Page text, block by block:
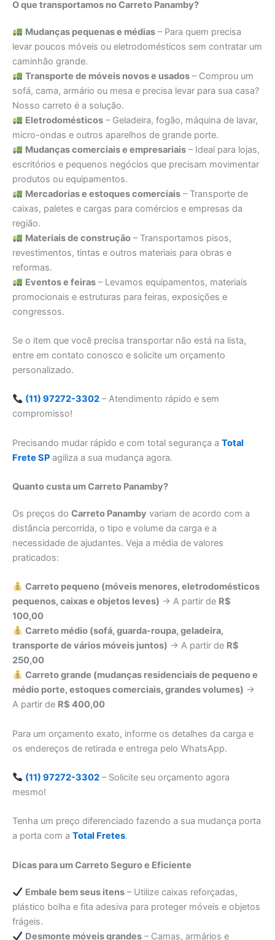
O que transportamos no Carreto Panamby?
Mudanças pequenas e médias– Para quem precisa
levar poucos móveis ou eletrodomésticos sem contratar um
caminhão grande.
Transporte de móveis novos e usados– Comprou um
sofá, cama, armário ou mesa e precisa levar para sua casa?
Nosso carreto é a solução.
Eletrodomésticos– Geladeira, fogão, máquina de lavar,
micro-ondas e outros aparelhos de grande porte.
Mudanças comerciais e empresariais– Ideal para lojas,
escritórios e pequenos negócios que precisam movimentar
produtos ou equipamentos.
Mercadorias e estoques comerciais– Transporte de
caixas, paletes e cargas para comércios e empresas da
região.
Materiais de construção– Transportamos pisos,
revestimentos, tintas e outros materiais para obras e
reformas.
Eventos e feiras– Levamos equipamentos, materiais
promocionais e estruturas para feiras, exposições e
congressos.
Se o item que você precisa transportar não está na lista,
entre em contato conosco e solicite um orçamento
personalizado.
(11) 97272-3302– Atendimento rápido e sem
compromisso!
Precisando mudar rápido e com total segurança a Total
Frete SP agiliza a sua mudança agora.
Quanto custa um Carreto Panamby?
Os preços do Carreto Panamby variam de acordo com a
distância percorrida, o tipo e volume da carga e a
necessidade de ajudantes. Veja a média de valores
praticados:
Carreto pequeno (móveis menores, eletrodomésticos
pequenos, caixas e objetos leves) → A partir de R$
100,00
Carreto médio (sofá, guarda-roupa, geladeira,
transporte de vários móveis juntos) → A partir de R$
250,00
Carreto grande (mudanças residenciais de pequeno e
médio porte, estoques comerciais, grandes volumes) →
A partir de R$ 400,00
Para um orçamento exato, informe os detalhes da carga e
os endereços de retirada e entrega pelo WhatsApp.
(11) 97272-3302– Solicite seu orçamento agora
mesmo!
Tenha um preço diferenciado fazendo a sua mudança porta
a porta com a Total Fretes.
Dicas para um Carreto Seguro e Eficiente
Embale bem seus itens– Utilize caixas reforçadas,
plástico bolha e fita adesiva para proteger móveis e objetos
frágeis.
Desmonte móveis grandes– Camas, armários e